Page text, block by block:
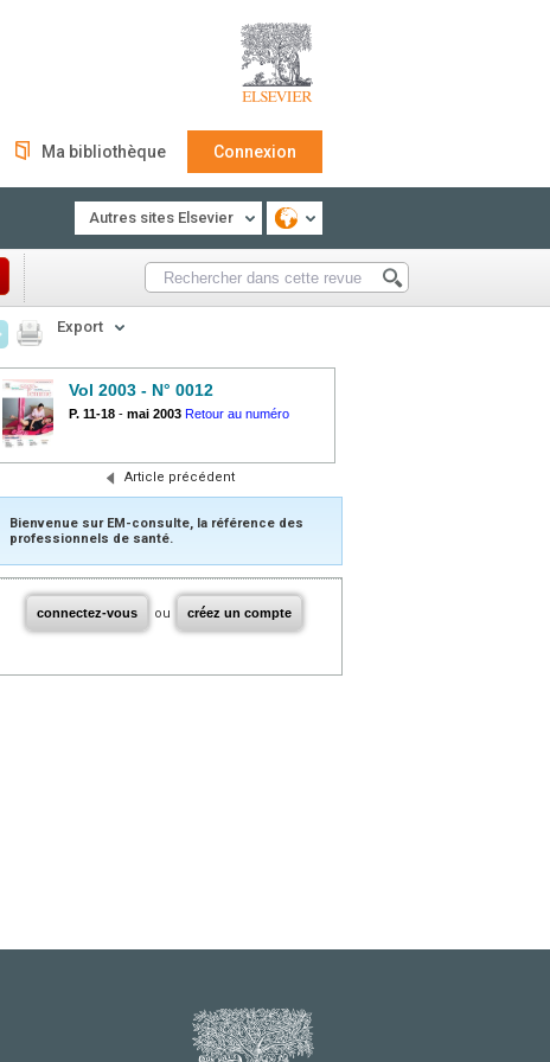
Ma bibliothèque Connexion
Autres sites Elsevier
Export
Vol 2003 - N° 0012
P. 11-18 - mai 2003 Retour au numéro
Article précédent
Bienvenue sur EM-consulte, la référence des
professionnels de santé.
connectez-vous ou créez un compte